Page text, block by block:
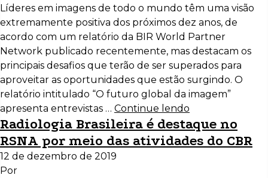
Líderes em imagens de todo o mundo têm uma visão
extremamente positiva dos próximos dez anos, de
acordo com um relatório da BIR World Partner
Network publicado recentemente, mas destacam os
principais desafios que terão de ser superados para
aproveitar as oportunidades que estão surgindo. O
relatório intitulado “O futuro global da imagem”
apresenta entrevistas … Continue lendo
Radiologia Brasileira é destaque no
RSNA por meio das atividades do CBR
12 de dezembro de 2019
Por